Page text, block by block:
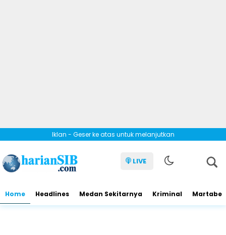
Iklan - Geser ke atas untuk melanjutkan
LIVE
Home Headlines Medan Sekitarnya Kriminal Martabe